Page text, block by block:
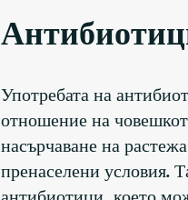
Употребата на
отношение на
насърчаване на
пренаселени условия.